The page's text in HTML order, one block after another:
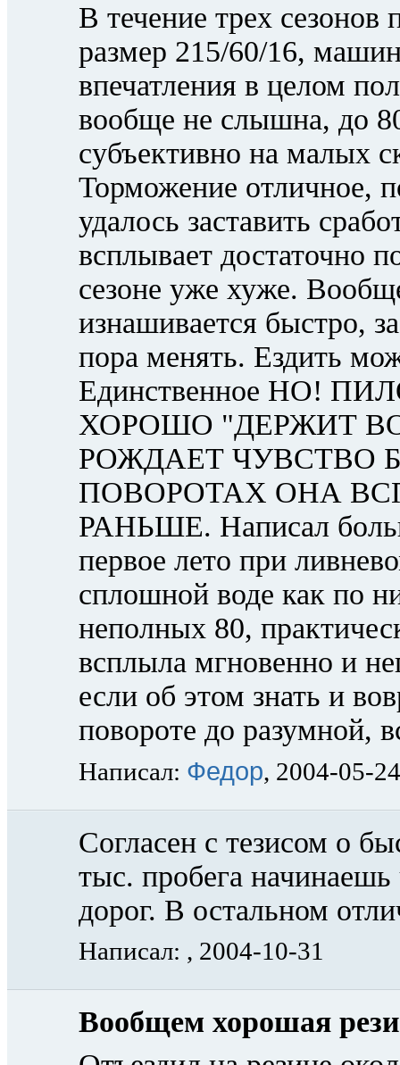
В течение трех
размер 215/60/16,
впечатления в целом
вообще не слышна, до
субъективно на малых
Торможение отличное,
удалось заставить
всплывает достаточно
сезоне уже хуже.
изнашивается быстро,
пора менять. Ездить
Единственное НО!
ХОРОШО "ДЕРЖИТ
РОЖДАЕТ ЧУВСТВО
ПОВОРОТАХ ОНА
РАНЬШЕ. Написал
первое лето при
сплошной воде как по
неполных 80,
всплыла мгновенно и
если об этом знать и
повороте до разумной,
Написал: Федор, 2004-05-24
Согласен с тезисом о
тыс. пробега
дорог. В остальном
Написал: , 2004-10-31
Вообщем хорошая